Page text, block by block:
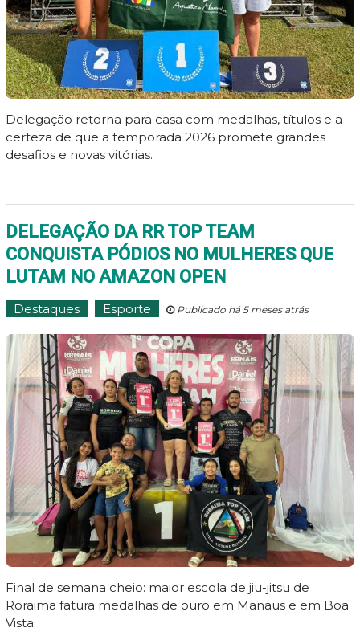
Delegação retorna para casa com medalhas, títulos e a
certeza de que a temporada 2026 promete grandes
desafios e novas vitórias.
DELEGAÇÃO DA RR TOP TEAM
CONQUISTA PÓDIOS NO MULHERES QUE
LUTAM NO AMAZON OPEN
Destaques Esporte Publicado há 5 meses atrás
Final de semana cheio: maior escola de jiu-jitsu de
Roraima fatura medalhas de ouro em Manaus e em Boa
Vista.